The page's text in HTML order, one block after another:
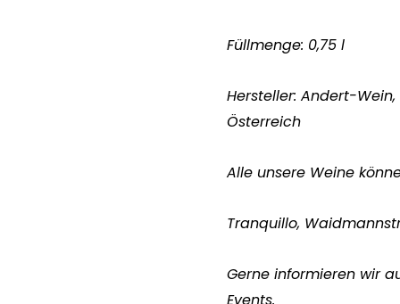
Füllmenge: 0,75 l
Hersteller: Andert-
Österreich
Alle unsere Weine
Tranquillo,
Gerne informieren wir